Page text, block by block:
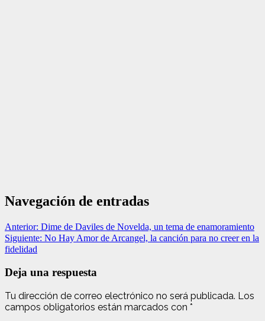
Navegación de entradas
Anterior: Dime de Daviles de Novelda, un tema de enamoramiento
Siguiente: No Hay Amor de Arcangel, la canción para no creer en la
fidelidad
Deja una respuesta
Tu dirección de correo electrónico no será publicada. Los
campos obligatorios están marcados con *